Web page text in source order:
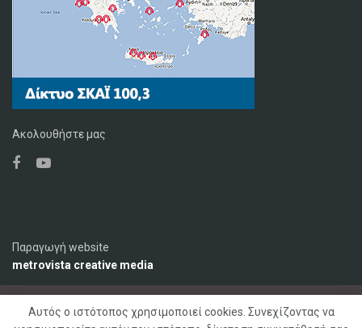
Ακολουθήστε μας
Παραγωγή website
metrovista creative media
Ο Σταθμός Διαφήμιση Επικοινωνία
Αυτός ο ιστότοπος χρησιμοποιεί cookies. Συνεχίζοντας να